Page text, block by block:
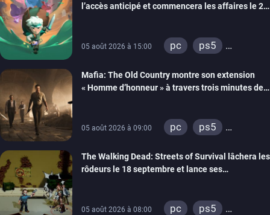
l’accès anticipé et commencera les affaires le 2
05 août 2026 à 15:00 pc
ps5
Mafia: The Old Country montre son extension
« Homme d’honneur » à travers trois minutes de
05 août 2026 à 09:00 pc
ps5
The Walking Dead: Streets of Survival lâchera les
rôdeurs le 18 septembre et lance ses
05 août 2026 à 08:00 pc
ps5